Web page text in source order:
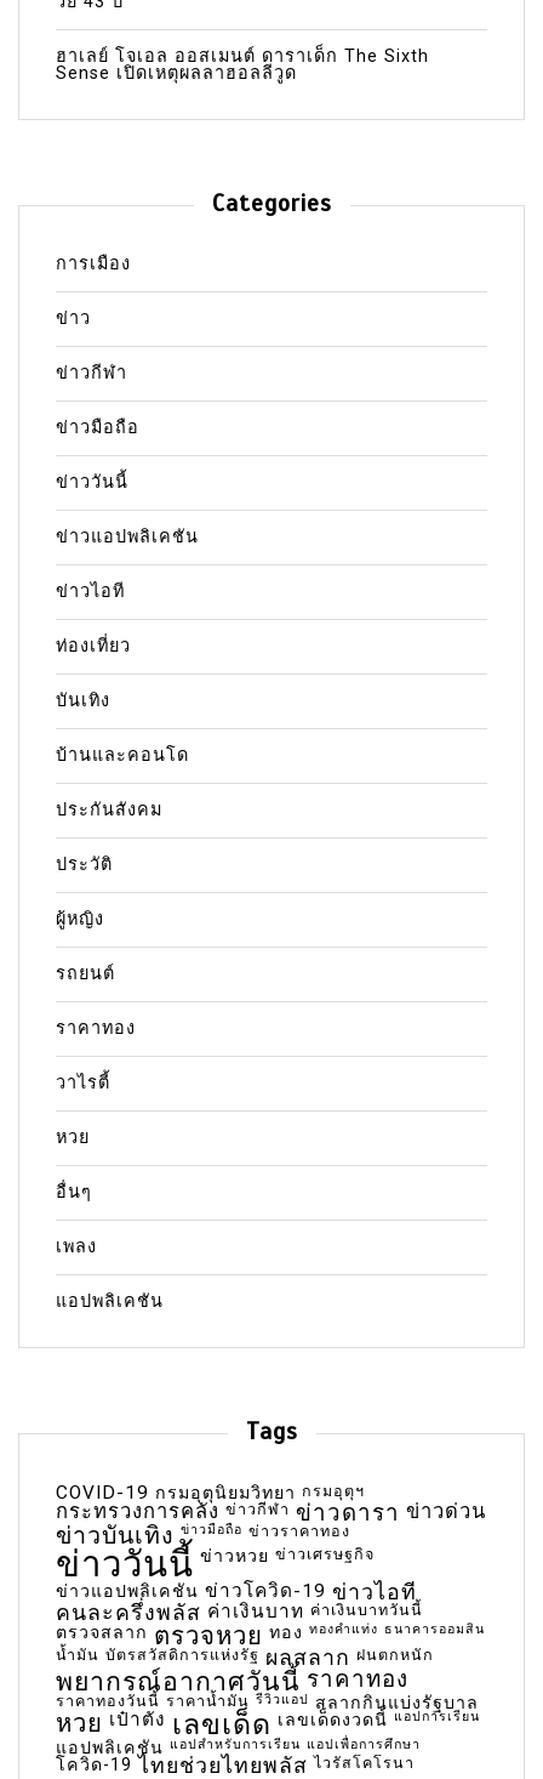
ฮาเลย์ โจเอล ออสเมนต์ ดาราเด็ก The Sixth
Sense เปิดเหตุผลลาฮอลลีวูด
Categories
การเมือง
ข่าว
ข่าวกีฬา
ข่าวมือถือ
ข่าววันนี้
ข่าวแอปพลิเคชัน
ข่าวไอที
ท่องเที่ยว
บันเทิง
บ้านและคอนโด
ประกันสังคม
ประวัติ
ผู้หญิง
รถยนต์
ราคาทอง
วาไรตี้
หวย
อื่นๆ
เพลง
แอปพลิเคชัน
Tags
COVID-19 กรมอุตุนิยมวิทยา กรมอุตุฯ
กระทรวงการคลัง ข่าวกีฬา ข่าวดารา ข่าวด่วน
ข่าวบันเทิง ข่าวมือถือ ข่าวราคาทอง
ข่าววันนี้ ข่าวหวย ข่าวเศรษฐกิจ
ข่าวแอปพลิเคชัน ข่าวโควิด-19 ข่าวไอที
คนละครึ่งพลัส ค่าเงินบาท ค่าเงินบาทวันนี้
ตรวจสลาก ตรวจหวย ทอง ทองคำแท่ง ธนาคารออมสิน
น้ำมัน บัตรสวัสดิการแห่งรัฐ ผลสลาก ฝนตกหนัก
พยากรณ์อากาศวันนี้ ราคาทอง
ราคาทองวันนี้ ราคาน้ำมัน รีวิวแอป สลากกินแบ่งรัฐบาล
หวย เป๋าตัง เลขเด็ด เลขเด็ดงวดนี้ แอปการเรียน
แอปพลิเคชัน แอปสำหรับการเรียน แอปเพื่อการศึกษา
โควิด-19 ไทยช่วยไทยพลัส ไวรัสโคโรนา